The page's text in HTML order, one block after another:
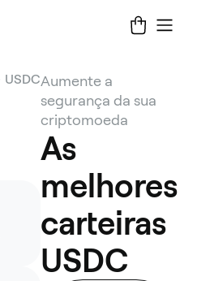
USDCAumente a
segurança da sua
criptomoeda
As
melhores
carteiras
USDC